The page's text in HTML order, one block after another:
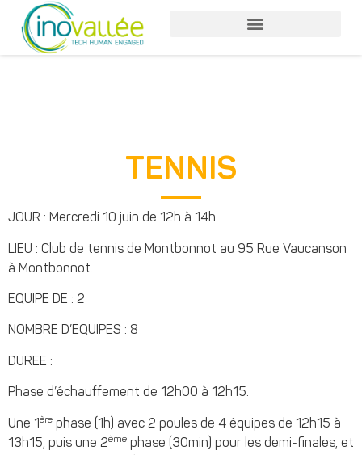
TENNIS
JOUR : Mercredi 10 juin de 12h à 14h
LIEU : Club de tennis de Montbonnot au 95 Rue Vaucanson
à Montbonnot.
EQUIPE DE : 2
NOMBRE D’EQUIPES : 8
DUREE :
Phase d’échauffement de 12h00 à 12h15.
Une 1 ère phase (1h) avec 2 poules de 4 équipes de 12h15 à
13h15, puis une 2ème phase (30min) pour les demi-finales, et